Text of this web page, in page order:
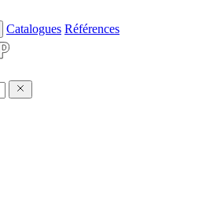
Catalogues Références